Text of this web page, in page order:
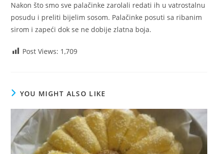
Nakon što smo sve palačinke zarolali redati ih u vatrostalnu
posudu i preliti bijelim sosom. Palačinke posuti sa ribanim
sirom i zapeći dok se ne dobije zlatna boja.
Post Views: 1,709
YOU MIGHT ALSO LIKE